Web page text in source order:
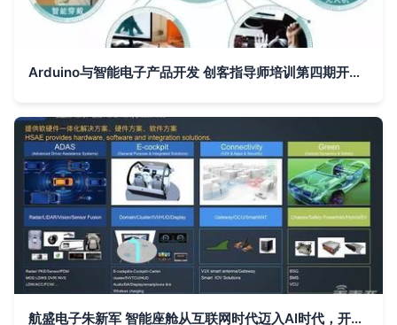
Arduino与智能电子产品开发 创客指导师培训第四期开启，北京7月17日前报名
航盛电子朱新军 智能座舱从互联网时代迈入AI时代，开启智能电子产品开发新纪元